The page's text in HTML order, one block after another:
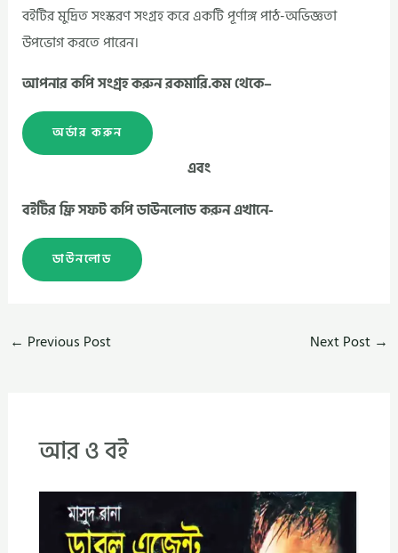
বইটির মুদ্রিত সংস্করণ সংগ্রহ করে একটি পূর্ণাঙ্গ পাঠ-অভিজ্ঞতা
উপভোগ করতে পারেন।
আপনার কপি সংগ্রহ করুন রকমারি.কম থেকে–
অর্ডার করুন
এবং
বইটির ফ্রি সফট কপি ডাউনলোড করুন এখানে-
ডাউনলোড
← Previous Post Next Post →
আর ও বই